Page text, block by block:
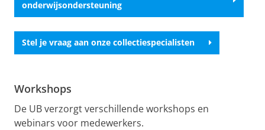
onderwijsondersteuning
Stel je vraag aan onze collectiespecialisten
Workshops
De UB verzorgt verschillende workshops en
webinars voor medewerkers.